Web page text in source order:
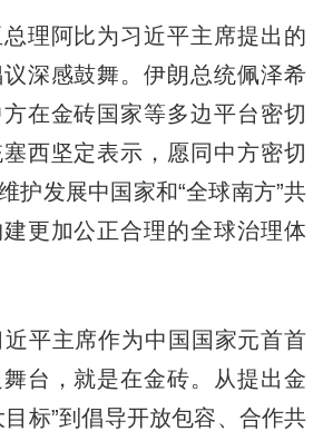
阿比为习近平主席提出的
深感鼓舞。伊朗总统佩泽希
在金砖国家等多边平台密切
西坚定表示，愿同中方密切
护发展中国家和“全球南方”共
更加公正合理的全球治理体
主席作为中国国家元首首
台，就是在金砖。从提出金
标”到倡导开放包容、合作共